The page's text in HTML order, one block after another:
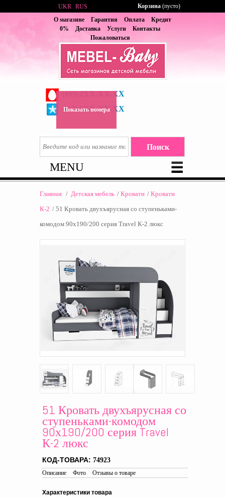
О магазине Гарантия Оплата
Кредит
0%
Доставка Услуги
Контакты
Пожаловаться
2XX-XX-XX
(067) 6XX-XX-XX
Показать номера
UKR RUS Корзина (пусто)
MENU
Главная / Детская мебель / Кровати / Кровати
К-2 / 51 Кровать двухъярусная со ступеньками-
комодом 90х190/200 серия Travel К-2 люкс
51 Кровать двухъярусная со
ступеньками-комодом
90х190/200 серия Travel
К-2 люкс
КОД-ТОВАРА: 74923
Описание Фото Отзывы о товаре
Характеристики товара